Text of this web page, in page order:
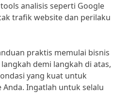
analisis seperti Google
trafik website dan perilaku
praktis memulai bisnis
demi langkah di atas,
yang kuat untuk
Ingatlah untuk selalu